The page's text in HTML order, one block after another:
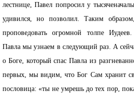
лестнице, Павел попросил у
удивился, но позволил. Таким
проповедовать огромной толпе
Павла мы узнаем в следующий раз. А
о Боге, который спас Павла из
первых, мы видим, что Бог Сам хранит
пословица: «ты не умрешь до тех пор,